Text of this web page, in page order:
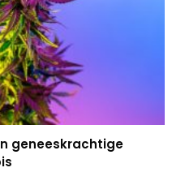
geneeskrachtige